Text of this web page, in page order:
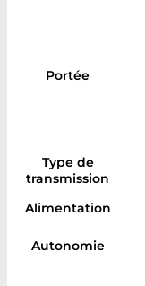
Portée
Type de
transmission
Alimentation
Autonomie